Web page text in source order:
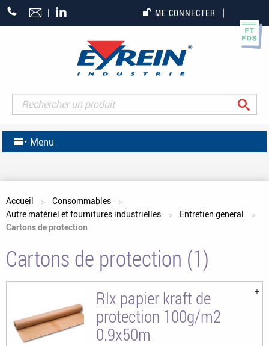
+33
(0)5
ME CONNECTER
Menu
Vous êtes ici
Accueil
Consommables
Autre matériel et fournitures industrielles
Entretien general
Cartons de protection
Cartons de protection (1)
Rlx papier kraft de
protection 100g/m2
0.9x50m